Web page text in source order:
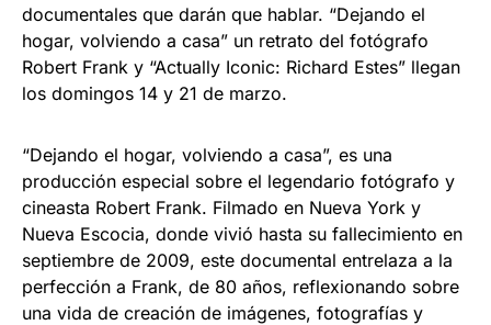
documentales que darán que hablar. “Dejando el
hogar, volviendo a casa” un retrato del fotógrafo
Robert Frank y “Actually Iconic: Richard Estes” llegan
los domingos 14 y 21 de marzo.
“Dejando el hogar, volviendo a casa”, es una
producción especial sobre el legendario fotógrafo y
cineasta Robert Frank. Filmado en Nueva York y
Nueva Escocia, donde vivió hasta su fallecimiento en
septiembre de 2009, este documental entrelaza a la
perfección a Frank, de 80 años, reflexionando sobre
una vida de creación de imágenes, fotografías y